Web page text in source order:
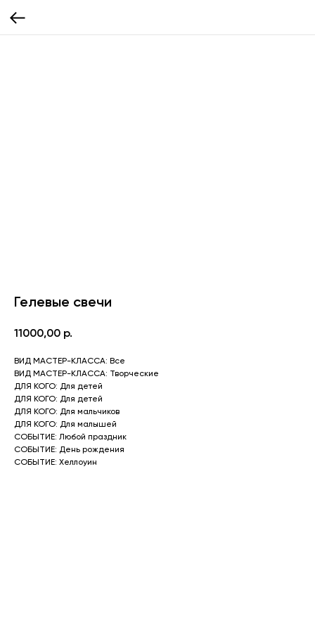
Гелевые свечи
11000,00 р.
ВИД МАСТЕР-КЛАССА: Все
ВИД МАСТЕР-КЛАССА: Творческие
ДЛЯ КОГО: Для детей
ДЛЯ КОГО: Для детей
ДЛЯ КОГО: Для мальчиков
ДЛЯ КОГО: Для малышей
СОБЫТИЕ: Любой праздник
СОБЫТИЕ: День рождения
СОБЫТИЕ: Хеллоуин